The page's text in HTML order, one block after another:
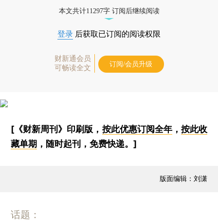
本文共计11297字 订阅后继续阅读
登录 后获取已订阅的阅读权限
财新通会员
可畅读全文
订阅/会员升级
[《财新周刊》印刷版， 按此优惠订阅全年， 按此收
藏单期 ，随时起刊，免费快递。]
版面编辑：刘潇
话题：